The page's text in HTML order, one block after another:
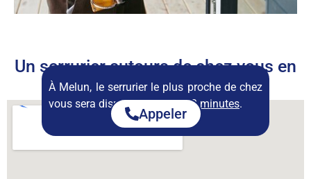
Un serrurier autours de chez vous en
permanence
À Melun, le serrurier le plus proche de chez
vous sera disponible dans :23 minutes.
Appeler